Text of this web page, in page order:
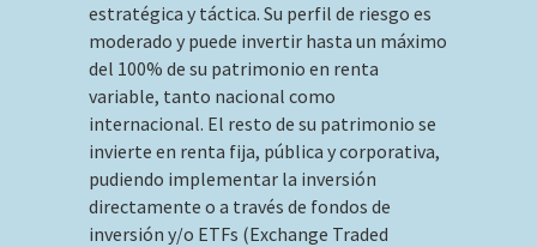
estratégica y táctica. Su perfil de riesgo es
moderado y puede invertir hasta un máximo
del 100% de su patrimonio en renta
variable, tanto nacional como
internacional. El resto de su patrimonio se
invierte en renta fija, pública y corporativa,
pudiendo implementar la inversión
directamente o a través de fondos de
inversión y/o ETFs (Exchange Traded